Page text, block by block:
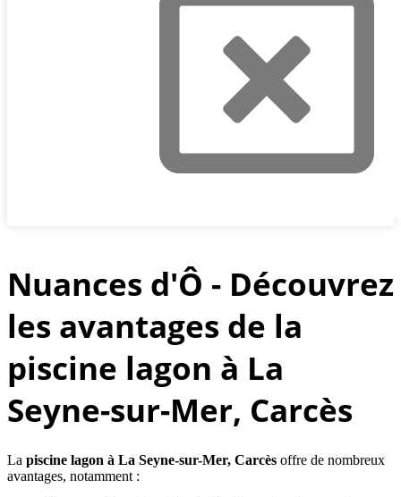
Nuances d'Ô - Découvrez
les avantages de la
piscine lagon à La
Seyne-sur-Mer, Carcès
La piscine lagon à La Seyne-sur-Mer, Carcès offre de nombreux
avantages, notamment :